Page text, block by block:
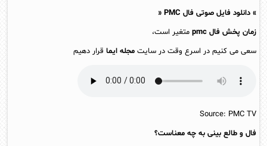
» دانلود فایل صوتی فال PMC «
زمان پخش فال pmc
متغیر است،
سعی می کنیم در اسرع وقت در سایت مجله ایماقرار دهیم
Source: PMC TV
فال و طالع بینی به چه معناست؟